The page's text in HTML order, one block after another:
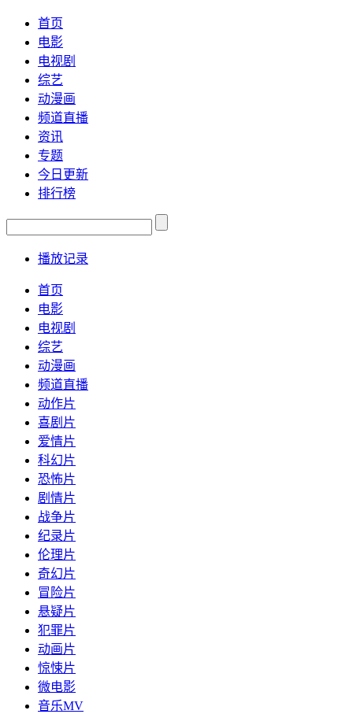
首页
电影
电视剧
综艺
动漫画
频道直播
资讯
专题
今日更新
排行榜
播放记录
首页
电影
电视剧
综艺
动漫画
频道直播
动作片
喜剧片
爱情片
科幻片
恐怖片
剧情片
战争片
纪录片
伦理片
奇幻片
冒险片
悬疑片
犯罪片
动画片
惊悚片
微电影
音乐MV